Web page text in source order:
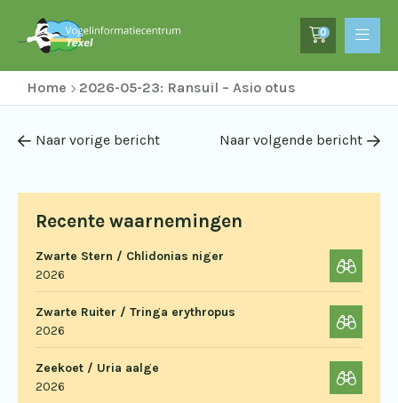
0
Home 2026-05-23: Ransuil – Asio otus
Recente waarnemingen
Zwarte Stern / Chlidonias niger
2026
Zwarte Ruiter / Tringa erythropus
2026
Zeekoet / Uria aalge
2026
Naar vorige bericht Naar volgende bericht